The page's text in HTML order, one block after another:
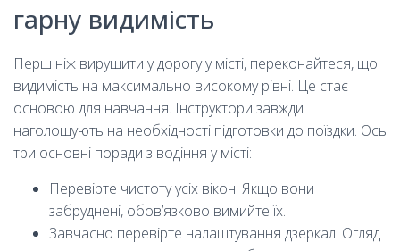
гарну видимість
Перш ніж вирушити у дорогу у місті, переконайтеся, що
видимість на максимально високому рівні. Це стає
основою для навчання. Інструктори завжди
наголошують на необхідності підготовки до поїздки. Ось
три основні поради з водіння у місті:
Перевірте чистоту усіх вікон. Якщо вони
забруднені, обов’язково вимийте їх.
Завчасно перевірте налаштування дзеркал. Огляд